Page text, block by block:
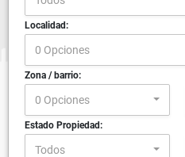
Localidad:
0 Opciones
Zona / barrio:
0 Opciones
Estado Propiedad:
Todos